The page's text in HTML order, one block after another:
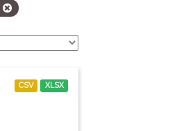
CSV XLSX